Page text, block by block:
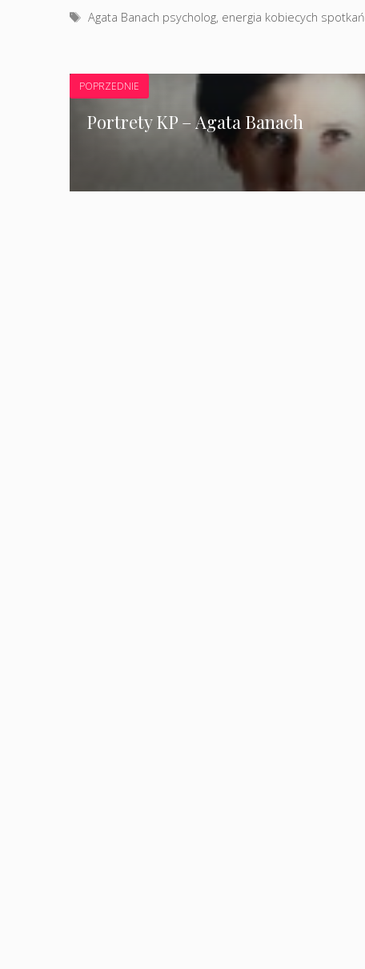
Tagi
Agata Banach psycholog, energia kobiecych spotkań
POPRZEDNIE
Portrety KP – Agata Banach